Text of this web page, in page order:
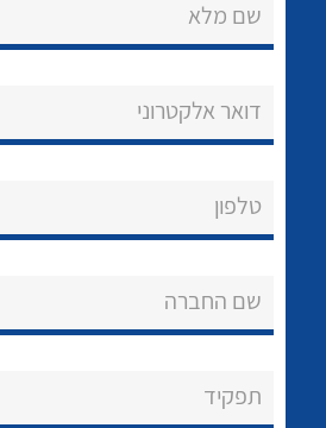
הצוות שלנו
שירותי תמיכה
שם מלא
דואר אלקטרוני
טלפון
שם החברה
תפקיד